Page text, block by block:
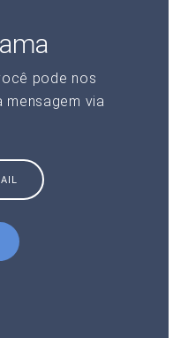
pode nos
mensagem via